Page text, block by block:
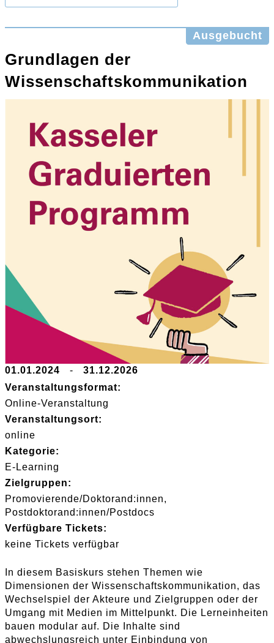
Ausgebucht
Grundlagen der
Wissenschaftskommunikation
01.01.2024 -
31.12.2026
Veranstaltungsformat:
Online-Veranstaltung
Veranstaltungsort:
online
Kategorie:
E-Learning
Zielgruppen:
Promovierende/Doktorand:innen
Postdoktorand:innen/Postdocs
Verfügbare Tickets:
keine Tickets verfügbar
In diesem Basiskurs stehen Themen wie
Dimensionen der Wissenschaftskommunikation, das
Wechselspiel der Akteure und Zielgruppen oder der
Umgang mit Medien im Mittelpunkt. Die Lerneinheiten
bauen modular auf. Die Inhalte sind
abwechslungsreich unter Einbindung von